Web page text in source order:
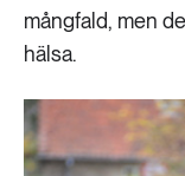
mångfald, men
hälsa.